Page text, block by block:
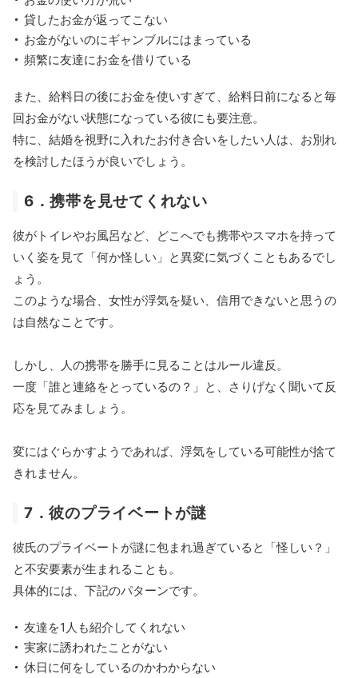
貸したお金が返ってこない
お金がないのにギャンブルにはまっている
頻繁に友達にお金を借りている
また、給料日の後にお金を使いすぎて、給料日前になると毎
回お金がない状態になっている彼にも要注意。
特に、結婚を視野に入れたお付き合いをしたい人は、お別れ
を検討したほうが良いでしょう。
6．携帯を見せてくれない
彼がトイレやお風呂など、どこへでも携帯やスマホを持って
いく姿を見て「何か怪しい」と異変に気づくこともあるでし
ょう。
このような場合、女性が浮気を疑い、信用できないと思うの
は自然なことです。
しかし、人の携帯を勝手に見ることはルール違反。
一度「誰と連絡をとっているの？」と、さりげなく聞いて反
応を見てみましょう。
変にはぐらかすようであれば、浮気をしている可能性が捨て
きれません。
7．彼のプライベートが謎
彼氏のプライベートが謎に包まれ過ぎていると「怪しい？」
と不安要素が生まれることも。
具体的には、下記のパターンです。
友達を1人も紹介してくれない
実家に誘われたことがない
休日に何をしているのかわからない